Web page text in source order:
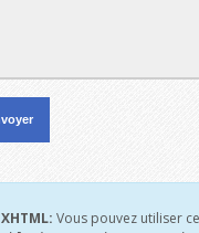
XHTML: Vous pouvez utiliser